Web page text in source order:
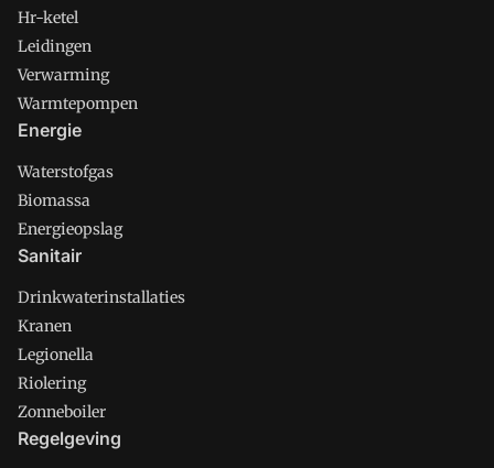
Hr-ketel
Leidingen
Verwarming
Warmtepompen
Energie
Waterstofgas
Biomassa
Energieopslag
Sanitair
Drinkwaterinstallaties
Kranen
Legionella
Riolering
Zonneboiler
Regelgeving